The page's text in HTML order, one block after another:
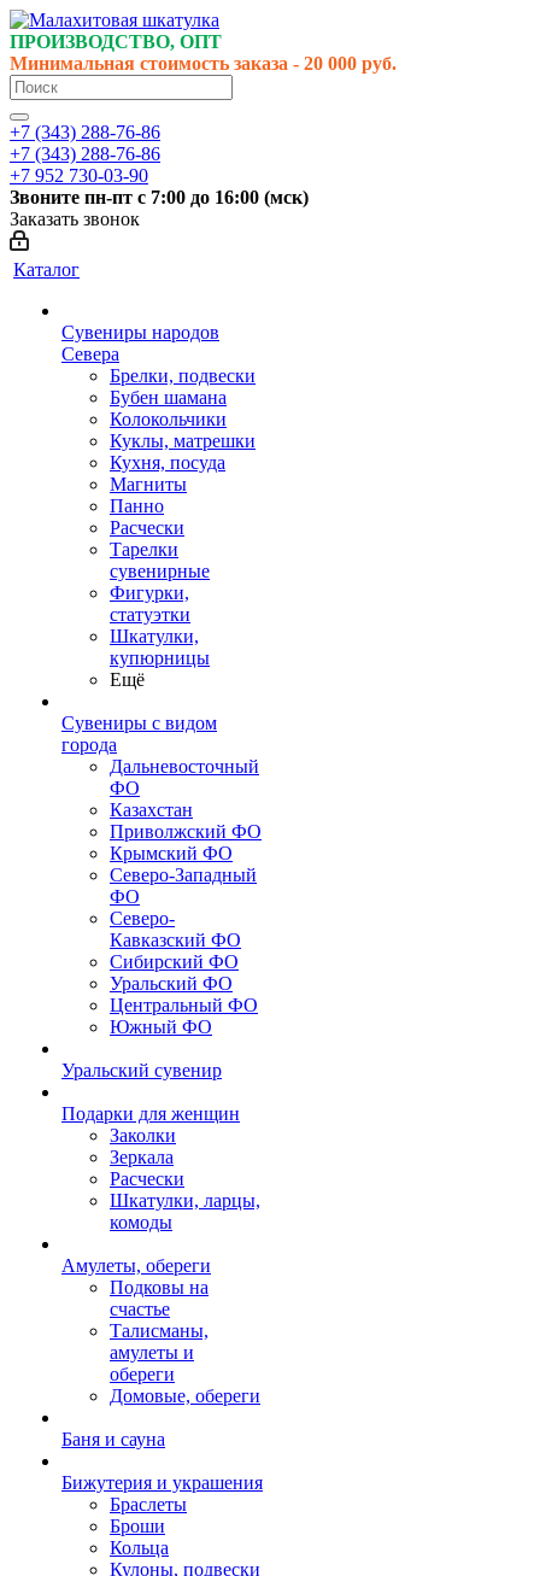
ПРОИЗВОДСТВО, ОПТ
Минимальная стоимость заказа - 20 000 руб.
+7 (343) 288-76-86
+7 (343) 288-76-86
+7 952 730-03-90
Звоните пн-пт с 7:00 до 16:00 (мск)
Заказать звонок
Каталог
Сувениры народов
Севера
Брелки, подвески
Бубен шамана
Колокольчики
Куклы, матрешки
Кухня, посуда
Магниты
Панно
Расчески
Тарелки
сувенирные
Фигурки,
статуэтки
Шкатулки,
купюрницы
Ещё
Сувениры с видом
города
Дальневосточный
ФО
Казахстан
Приволжский ФО
Крымский ФО
Северо-Западный
ФО
Северо-
Кавказский ФО
Сибирский ФО
Уральский ФО
Центральный ФО
Южный ФО
Уральский сувенир
Подарки для женщин
Заколки
Зеркала
Расчески
Шкатулки, ларцы,
комоды
Амулеты, обереги
Подковы на
счастье
Талисманы,
амулеты и
обереги
Домовые, обереги
Баня и сауна
Бижутерия и украшения
Браслеты
Броши
Кольца
Кулоны, подвески